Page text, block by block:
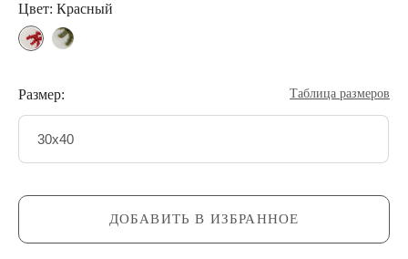
Цвет: Красный
Размер: Таблица размеров
30х40
ДОБАВИТЬ В ИЗБРАННОЕ